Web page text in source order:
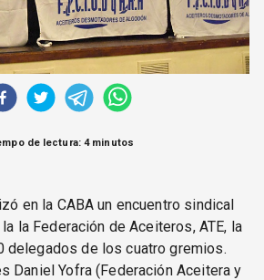
de lectura: 4 minutos
en la CABA un encuentro sindical
la Federación de Aceiteros, ATE, la
delegados de los cuatro gremios.
Daniel Yofra (Federación Aceitera y